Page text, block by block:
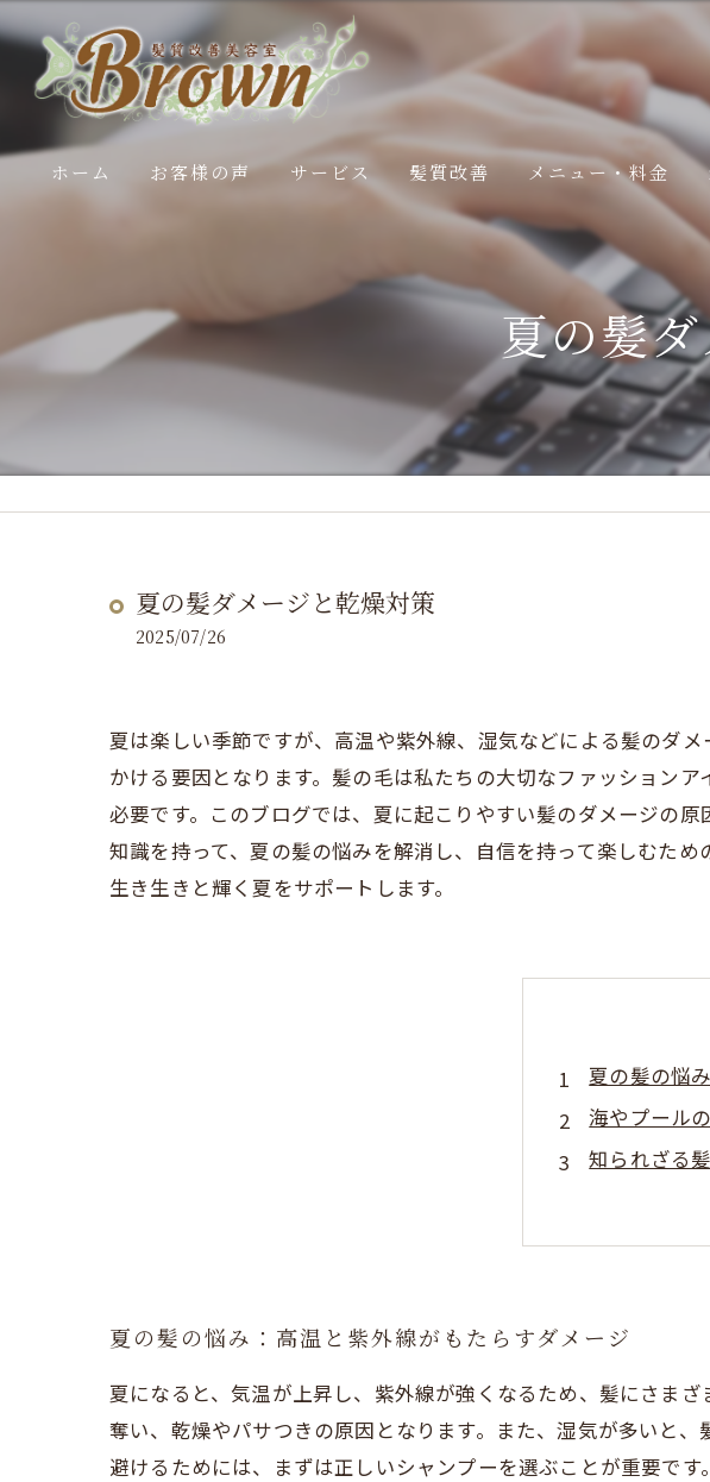
ホーム お客様の声 サービス
エステコースの流れ
髪質改善
50代髪のお悩みページ
40代髪のお悩みページ
30代髪のお悩みページ
20代髪のお悩みページ
メニュー・料金
夏の髪
夏の髪ダメージと乾燥対策
2025/07/26
夏は楽しい季節ですが、高温や紫外線、湿気などによる髪のダ
かける要因となります。髪の毛は私たちの大切なファッション
必要です。このブログでは、夏に起こりやすい髪のダメージの
知識を持って、夏の髪の悩みを解消し、自信を持って楽しむた
生き生きと輝く夏をサポートします。
夏の髪の悩
海やプール
知られざる
美しい髪を
プロが教え
輝く夏の髪
夏の髪の悩み：高温と紫外線がもたらすダメージ
夏になると、気温が上昇し、紫外線が強くなるため、髪にさま
奪い、乾燥やパサつきの原因となります。また、湿気が多いと
避けるためには、まずは正しいシャンプーを選ぶことが重要で